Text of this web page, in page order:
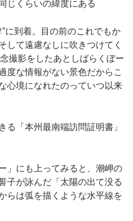
じくらいの緯度にある
に到着。目の前のこれでもか
して遠慮なしに吹きつけてく
撮影をしたあとしばらくぼー
度な情報がない景色だからこ
心境になれたのっていつ以来
る「本州最南端訪問証明書」
」にも上ってみると、潮岬の
子が詠んだ「太陽の出て没る
らは弧を描くような水平線を